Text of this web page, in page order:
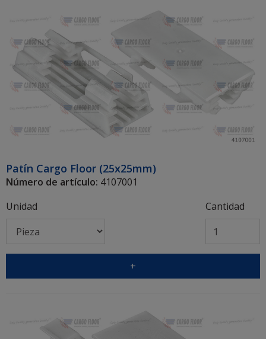
Patín Cargo Floor (25x25mm)
Número de artículo: 4107001
Unidad
Cantidad
+